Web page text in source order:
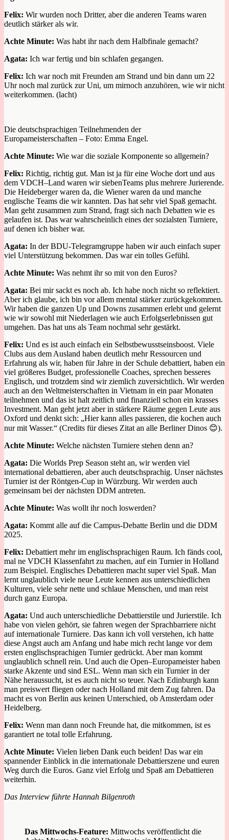
Felix: Wir wurden noch Dritter, aber die anderen Teams waren
deutlich stärker als wir.
Achte Minute: Was habt ihr nach dem Halbfinale gemacht?
Agata: Ich war fertig und bin schlafen gegangen.
Felix: Ich war noch mit Freunden am Strand und bin dann um 22
Uhr noch mal zurück zur Uni, um mirnoch anzuhören, wie wir nicht
weiterkommen. (lacht)
Die deutschsprachigen Teilnehmenden der
Europameisterschaften – Foto: Emma Engel.
Achte Minute: Wie war die soziale Komponente so allgemein?
Felix: Richtig, richtig gut. Man ist ja füreine Woche dort und aus
dem VDCH–Land waren wir siebenTeams plus mehrere Jurierende.
Die Heideberger waren da, die Wiener waren da und manche
englische Teams die wir kannten. Das hat sehr viel Spaß gemacht.
Man geht zusammen zum Strand, fragt sich nach Debatten wie es
gelaufen ist. Das war wahrscheinlich eines der sozialsten Turniere,
auf denen ich bisherwar.
Agata: In der BDU-Telegramgruppe haben wir auch einfach super
viel Unterstützung bekommen. Das war ein tolles Gefühl.
Achte Minute: Was nehmt ihr so mit von den Euros?
Agata: Bei mir sackt es noch ab. Ich habe noch nicht so reflektiert.
Aber ich glaube, ich bin vor allem mental stärker zurückgekommen.
Wir haben die ganzen Up und Downs zusammen erlebt und gelernt
wie wir sowohl mit Niederlagen wie auch Erfolgserlebnissen gut
umgehen. Das hat uns als Team nochmal sehr gestärkt.
Felix: Und es ist auch einfach ein Selbstbewusstseinsboost. Viele
Clubs aus dem Ausland haben deutlich mehr Ressourcen und
Erfahrung als wir, haben für Jahre in der Schule debattiert, haben ein
viel größeres Budget, professionelle Coaches, sprechen besseres
Englisch, und trotzdem sind wir ziemlich zuversichtlich. Wirwerden
auch an den Weltmeisterschaften in Vietnam in ein paar Monaten
teilnehmen und das ist halt zeitlich und finanziell schon ein krasses
Investment. Man geht jetzt aber in stärkere Räume gegen Leute aus
Oxford und denkt sich: „Hier kann alles passieren, die kochen auch
nur mit Wasser.“ (Credits für dieses Zitat an alle Berliner Dinos 😊).
Achte Minute: Welche nächsten Turniere stehen denn an?
Agata: Die Worlds Prep Season steht an, wir werden viel
international debattieren, aber auch deutschsprachig. Unser nächstes
Turnier ist der Röntgen-Cup in Würzburg. Wir werden auch
gemeinsam bei der nächsten DDM antreten.
Achte Minute: Was wollt ihr noch loswerden?
Agata: Kommt alle auf die Campus-Debatte Berlin und die DDM
2025.
Felix: Debattiert mehr im englischsprachigen Raum. Ich fänds cool,
mal ne VDCH Klassenfahrt zu machen, auf ein Turnier in Holland
zum Beispiel. Englisches Debattieren macht super viel Spaß. Man
lernt unglaublich viele neue Leute kennen aus unterschiedlichen
Kulturen, viele sehrnette und schlaue Menschen, und man reist
durch ganz Europa.
Agata: Und auch unterschiedliche Debattierstile und Jurierstile. Ich
habe von vielen gehört, sie fahren wegen der Sprachbarriere nicht
auf internationale Turniere. Das kann ich voll verstehen, ich hatte
diese Angst auch am Anfang und habe mich recht lange vor dem
ersten englischsprachigen Turnier gedrückt. Aber man kommt
unglaublich schnell rein. Und auch die Open–Europameister haben
starke Akzente und sind ESL. Wenn man sich ein Turnier in der
Nähe heraussucht, ist es auch nicht so teuer. Nach Edinburgh kann
man preiswert fliegen oder nach Holland mit dem Zug fahren. Da
macht es von Berlin aus keinen Unterschied, ob Amsterdam oder
Heidelberg.
Felix: Wenn man dann noch Freunde hat, die mitkommen, ist es
garantiert ne total tolle Erfahrung.
Achte Minute: Vielen lieben Dank euch beiden! Das war ein
spannender Einblick in die internationale Debattierszene und euren
Weg durch die Euros. Ganz viel Erfolg und Spaß am Debattieren
weiterhin.
Das Interview führte Hannah Bilgenroth
Das Mittwochs-Feature: Mittwochs veröffentlicht die